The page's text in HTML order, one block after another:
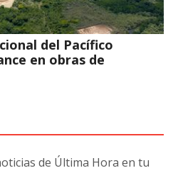
del Pacífico
en obras de
de Última Hora en tu